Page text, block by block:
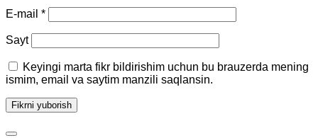
E-mail *
Sayt
Keyingi marta fikr bildirishim uchun bu brauzerda mening
ismim, email va saytim manzili saqlansin.